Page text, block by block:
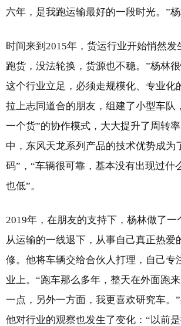
六年，是我跑运输最好的一段时光。”杨
时间来到2015年，货运行业开始悄然发
跑货，没法轮换，货源也不稳。”杨林
这个行业立足，必须走规模化、专业化
拉上志同道合的朋友，组建了小型车队
一个货”的协作模式，大大提升了周转
中，东风天龙系列产品的技术优势成为
码”，“车辆很可靠，基本没有出现过什
也低”。
2019年，在朋友的支持下，杨林做了一
从运输的一线退下，从事自己真正热
修。他将车辆交给合伙人打理，自己专
业上。“跑车那么多年，整天在外面跑
一点，另外一方面，我更喜欢研究车。
他对行业的观察也发生了变化：“以前